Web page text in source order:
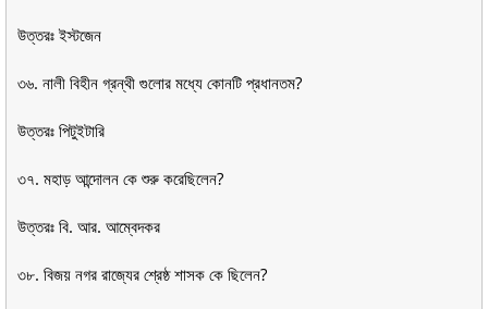
উত্তরঃ ইস্টজেন
৩৬. নালী বিহীন গ্রন্থী গুলোর মধ্যে কোনটি প্রধানতম?
উত্তরঃ পিটুইটারি
৩৭. মহাড় আন্দোলন কে শুরু করেছিলেন?
উত্তরঃ বি. আর. আম্বেদকর
৩৮. বিজয় নগর রাজ্যের শ্রেষ্ঠ শাসক কে ছিলেন?